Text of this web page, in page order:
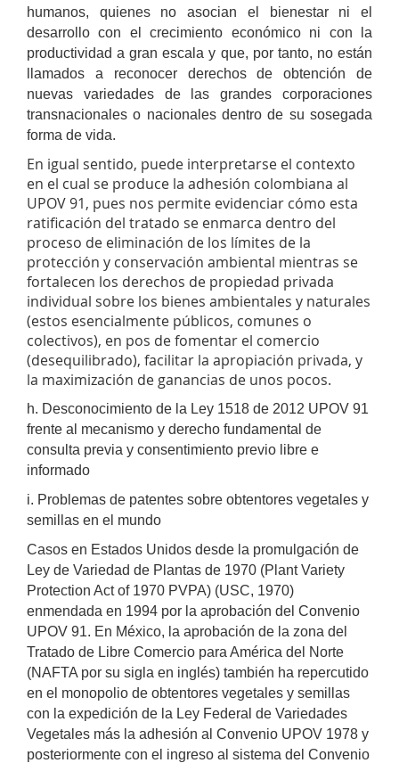
humanos, quienes no asocian el bienestar ni el
desarrollo con el crecimiento económico ni con la
productividad a gran escala y que, por tanto, no están
llamados a reconocer derechos de obtención de
nuevas variedades de las grandes corporaciones
transnacionales o nacionales dentro de su sosegada
forma de vida.
En igual sentido, puede interpretarse el contexto
en el cual se produce la adhesión colombiana al
UPOV 91, pues nos permite evidenciar cómo esta
ratificación del tratado se enmarca dentro del
proceso de eliminación de los límites de la
protección y conservación ambiental mientras se
fortalecen los derechos de propiedad privada
individual sobre los bienes ambientales y naturales
(estos esencialmente públicos, comunes o
colectivos), en pos de fomentar el comercio
(desequilibrado), facilitar la apropiación privada, y
la maximización de ganancias de unos pocos.
h. Desconocimiento de la Ley 1518 de 2012 UPOV 91
frente al mecanismo y derecho fundamental de
consulta previa y consentimiento previo libre e
informado
i. Problemas de patentes sobre obtentores vegetales y
semillas en el mundo
Casos en Estados Unidos desde la promulgación de
Ley de Variedad de Plantas de 1970 (Plant Variety
Protection Act of 1970 PVPA) (USC, 1970)
enmendada en 1994 por la aprobación del Convenio
UPOV 91. En México, la aprobación de la zona del
Tratado de Libre Comercio para América del Norte
(NAFTA por su sigla en inglés) también ha repercutido
en el monopolio de obtentores vegetales y semillas
con la expedición de la Ley Federal de Variedades
Vegetales más la adhesión al Convenio UPOV 1978 y
posteriormente con el ingreso al sistema del Convenio